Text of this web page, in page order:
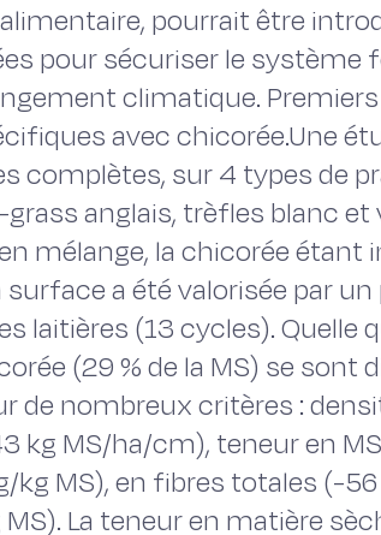
pourrait être
pour sécuriser le système
climatique.
avec chicorée.Une
complètes, sur 4 types de
anglais, trèfles blanc
mélange, la chicorée étant
surface a été valorisée par
laitières (13 cycles). Quelle
(29 % de la MS) se sont
de nombreux critères :
kg MS/ha/cm), teneur en
kg MS), en fibres totales (-56
La teneur en matière